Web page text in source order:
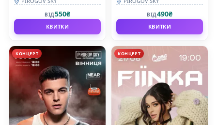
ВІД550₴
КВИТКИ
ВІД490₴
КВИТКИ
КОНЦЕРТ КОНЦЕРТ